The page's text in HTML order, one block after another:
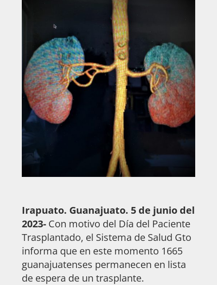
Irapuato. Guanajuato. 5 de junio del
2023- Con motivo del Día del Paciente
Trasplantado, el Sistema de Salud Gto
informa que en este momento 1665
guanajuatenses permanecen en lista
de espera de un trasplante.